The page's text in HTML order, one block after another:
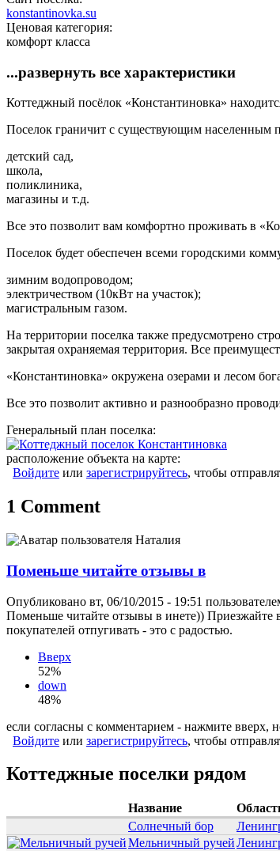
konstantinovka.su
Ценовая категория:
комфорт класса
...развернуть все характеристики
Коттеджный посёлок «Константиновка»
Поселок граничит с существующим населенным
детский сад,
школа,
поликлиника,
магазины и т.д.
Все это позволит вам комфортно проживать в
Поселок будет обеспечен всеми городскими
зимним водопроводом;
электричеством (10кВт на участок);
магистральным газом.
На территории поселка также предусмотрено
закрытая охраняемая территория. Все
«Константиновка» окружена озерами и лесом
Все это позволит активно и разнообразно
Генеральный план поселка:
расположение объекта на карте:
Войдите или зарегистрируйтесь, чтобы
1 Comment
Поменьше читайте отзывы в
Опубликовано вт, 06/10/2015 - 19:51
Поменьше читайте отзывы в инете)) Приезжайте
покупателей отпугивать - это с радостью.
Вверх
52%
down
48%
если согласны с комментарием - нажмите вверх,
Войдите или зарегистрируйтесь, чтобы
Коттеджные поселки рядом
Название
Солнечный бор
Мельничный ручей